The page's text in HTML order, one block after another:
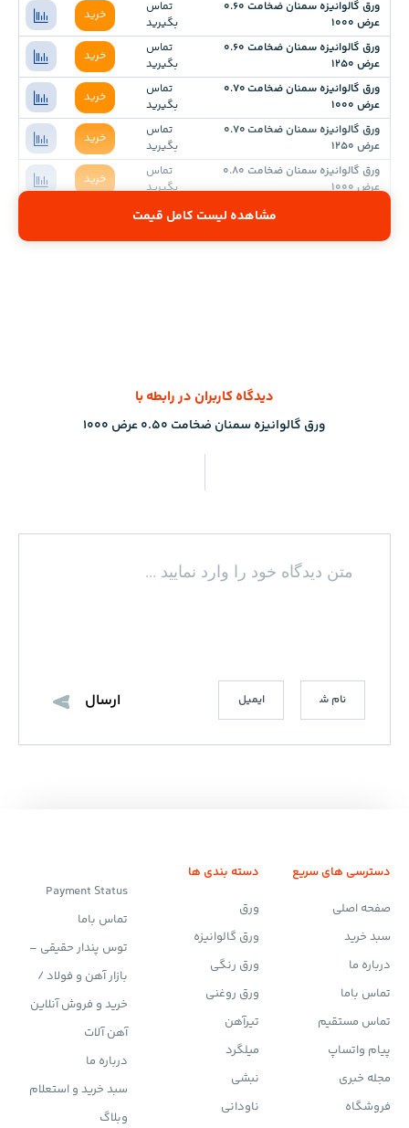
ورق گالوانیزه سمنان ضخامت 0.60
عرض 1000
تماس
بگیرید
خرید
ورق گالوانیزه سمنان ضخامت 0.60
عرض 1250
تماس
بگیرید
خرید
ورق گالوانیزه سمنان ضخامت 0.70
عرض 1000
تماس
بگیرید
خرید
ورق گالوانیزه سمنان ضخامت 0.70
عرض 1250
تماس
بگیرید
خرید
ورق گالوانیزه سمنان ضخامت 0.80
عرض 1000
تماس
بگیرید
خرید
مشاهده لیست کامل قیمت
دیدگاه کاربران در رابطه با
ورق گالوانیزه سمنان ضخامت 0.50 عرض 1000
دسترسی های سریع
صفحه اصلی
سبد خرید
درباره ما
تماس باما
تماس مستقیم
پیام واتساپ
مجله خبری
فروشگاه
دسته بندی ها
ورق
ورق گالوانیزه
ورق رنگی
ورق روغنی
تیرآهن
میلگرد
نبشی
ناودانی
Payment Status
تماس باما
توس پندار حقیقی –
بازار آهن و فولاد /
خرید و فروش آنلاین
آهن آلات
درباره ما
سبد خرید و استعلام
وبلاگ